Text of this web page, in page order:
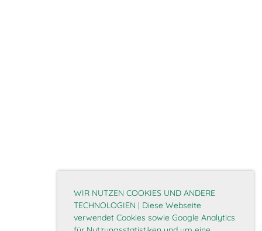
WIR NUTZEN COOKIES UND ANDERE
TECHNOLOGIEN | Diese Webseite
verwendet Cookies sowie Google Analytics